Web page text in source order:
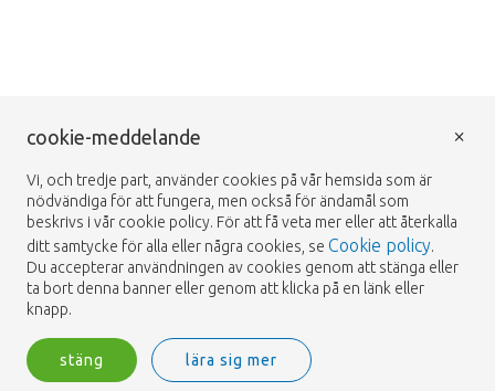
cookie-meddelande
Vi, och tredje part, använder cookies på vår hemsida som är
nödvändiga för att fungera, men också för ändamål som
beskrivs i vår cookie policy. För att få veta mer eller att återkalla
ditt samtycke för alla eller några cookies, se Cookie policy.
Du accepterar användningen av cookies genom att stänga eller
ta bort denna banner eller genom att klicka på en länk eller
knapp.
stäng lära sig mer
×